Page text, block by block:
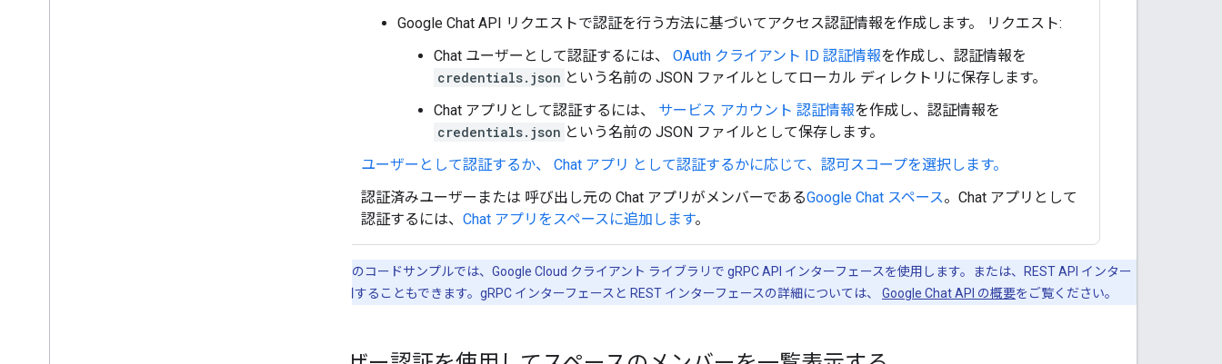
Google Chat API リクエストで認証を行う方法に基づいてアクセス認証情報を作成します。 リクエスト:
Chat ユーザーとして認証するには、 OAuth クライアント ID 認証情報を作成し、認証情報を
credentials.json という名前の JSON ファイルとしてローカル ディレクトリに保存します。
Chat アプリとして認証するには、 サービス アカウント 認証情報を作成し、認証情報を
credentials.json という名前の JSON ファイルとして保存します。
ユーザーとして認証するか、 Chat アプリ として認証するかに応じて、認可スコープを選択します。
認証済みユーザーまたは 呼び出し元の Chat アプリがメンバーであるGoogle Chat スペース。Chat アプリとして
認証するには、 Chat アプリをスペースに追加します。
このページのコードサンプルでは、Google Cloud クライアント ライブラリで gRPC API インターフェースを使用します。または、REST API インター
フェースを使用することもできます。gRPC インターフェースと REST インターフェースの詳細については、 Google Chat API の概要をご覧ください。